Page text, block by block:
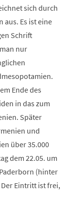
sich durch
aus. Es ist eine
Schrift
nur
Ende des
in das zum
Später
und
über 35.000
dem 22.05. um
(hinter
Eintritt ist frei,